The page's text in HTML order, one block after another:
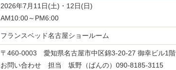
2026年7月11日(土)・12日(日)
AM10:00～PM6:00
フランスベッド名古屋ショールーム
〒460-0003 愛知県名古屋市中区錦3-20-27 御幸ビル1階
お問い合わせ 担当 坂野（ばんの）090-8185-3115